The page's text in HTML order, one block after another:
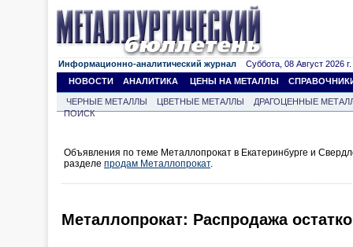
Информационно-аналитический журнал Суббота, 08 Август 2026 г.
НОВОСТИ
АНАЛИТИКА ЦЕНЫ НА МЕТАЛЛЫ
ЧЕРНЫЕ МЕТАЛЛЫ ЦВЕТНЫЕ МЕТАЛЛЫ
ДРАГОЦЕННЫЕ
ПОИСК
Объявления по теме Металлопрокат в Екатеринбурге и
разделе продам Металлопрокат.
Металлопрокат: Распродажа